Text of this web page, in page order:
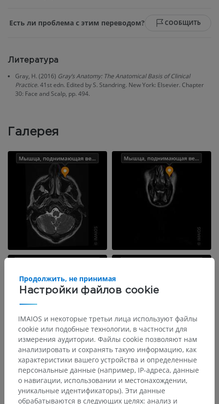
Есть ли проблема с этим переводом? СООБЩИТЬ
Литература
Gray, H. (2016) Gray’s Anatomy: The Anatomical Basis of Clinical
Practice. 41st edn. Edited by S. Standring. New York: Elsevier. Chapter
30: Face and Scalp, pp. 494.
Галерея
Настройки файлов cookie
Продолжить, не принимая
IMAIOS и некоторые третьи лица используют файлы
cookie или подобные технологии, в частности для
измерения аудитории. Файлы cookie позволяют нам
анализировать и сохранять такую информацию, как
характеристики вашего устройства и определенные
персональные данные (например, IP-адреса, данные
о навигации, использовании и местонахождении,
уникальные идентификаторы). Эти данные
обрабатываются в следующих целях: анализ и